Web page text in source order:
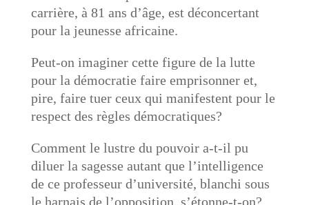
carrière, à 81 ans d’âge, est déconcertant
pour la jeunesse africaine.
Peut-on imaginer cette figure de la lutte
pour la démocratie faire emprisonner et,
pire, faire tuer ceux qui manifestent pour le
respect des règles démocratiques?
Comment le lustre du pouvoir a-t-il pu
diluer la sagesse autant que l’intelligence
de ce professeur d’université, blanchi sous
le harnais de l’opposition, s’étonne-t-on?